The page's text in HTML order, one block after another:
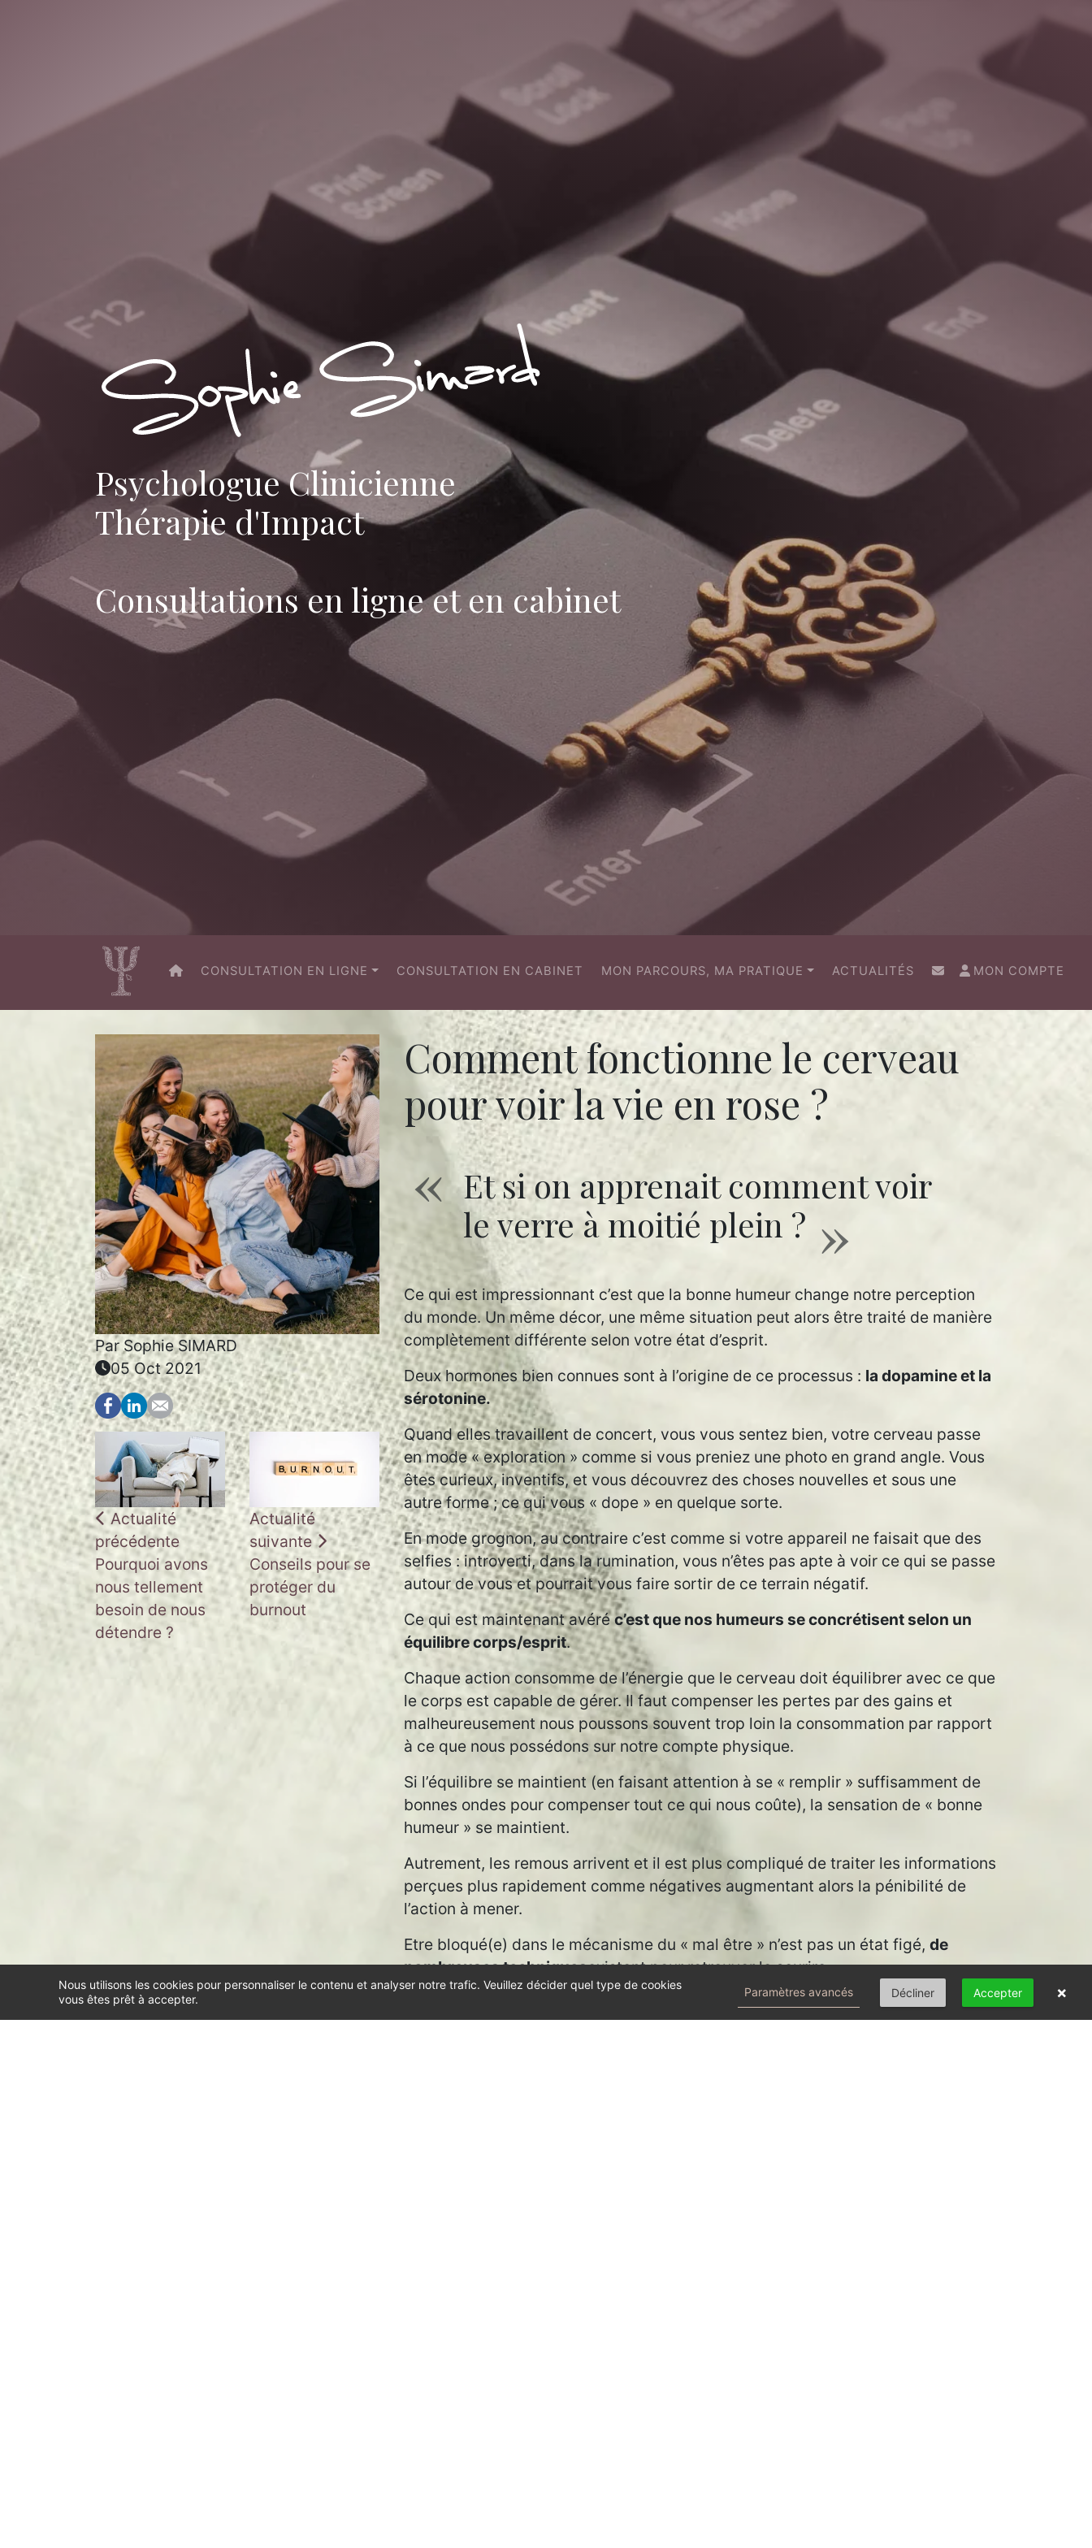
Sophie SIMARD
Psychologue Clinicienne
Thérapie d'Impact
Consultations en ligne et en cabinet
RETOUR À L’ACCUEIL
CONSULTATION EN LIGNE (CURRENT)
CONSULTATION EN CABINET MON PARCOURS, MA PRATIQUE (CURRENT)
ACTUALITÉS MON COMPTE
Comment fonctionne le cerveau
pour voir la vie en rose ?
Et si on apprenait comment voir
le verre à moitié plein ?
Ce qui est impressionnant c’est que la bonne humeur change notre perception
du monde. Un même décor, une même situation peut alors être traité de manière
complètement différente selon votre état d’esprit.
Deux hormones bien connues sont à l’origine de ce processus : la dopamine et la
sérotonine.
Quand elles travaillent de concert, vous vous sentez bien, votre cerveau passe
en mode « exploration » comme si vous preniez une photo en grand angle. Vous
êtes curieux, inventifs, et vous découvrez des choses nouvelles et sous une
autre forme ; ce qui vous « dope » en quelque sorte.
En mode grognon, au contraire c’est comme si votre appareil ne faisait que des
selfies : introverti, dans la rumination, vous n’êtes pas apte à voir ce qui se passe
autour de vous et pourrait vous faire sortir de ce terrain négatif.
Ce qui est maintenant avéréc’est que nos humeurs se concrétisent selon un
équilibre corps/esprit.
Chaque action consomme de l’énergie que le cerveau doit équilibrer avec ce que
le corps est capable de gérer. Il faut compenser les pertes par des gains et
malheureusement nous poussons souvent trop loin la consommation par rapport
à ce que nous possédons sur notre compte physique.
Si l’équilibre se maintient (en faisant attention à se « remplir » suffisamment de
bonnes ondes pour compenser tout ce qui nous coûte), la sensation de « bonne
humeur » se maintient.
Autrement, les remous arrivent et il est plus compliqué de traiter les informations
perçues plus rapidement comme négatives augmentant alors la pénibilité de
l’action à mener.
Etre bloqué(e) dans le mécanisme du « mal être » n’est pas un état figé, de
nombreuses techniquesexistent pour retrouver le sourire.
https://www.huffingtonpost.fr/entry/comment-
agir-sur-le-cerveau-pour-etre-de-bonne-
ParSophie SIMARD
05 Oct 2021
Actualité
précédente
Pourquoi avons
nous tellement
besoin de nous
détendre ?
Actualité
suivante
Conseils pour se
protéger du
burnout
Nous utilisons les cookies pour personnaliser le contenu et analyser notre trafic. Veuillez décider quel type de cookies
vous êtes prêt à accepter.
Paramètres avancés Décliner Accepter ×